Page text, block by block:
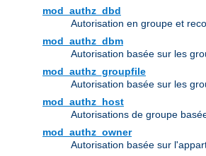
mod_authz_dbd
Autorisation en groupe et
mod_authz_dbm
Autorisation basée sur les
mod_authz_groupfile
Autorisation basée sur les
mod_authz_host
Autorisations de groupe
mod_authz_owner
Autorisation basée sur